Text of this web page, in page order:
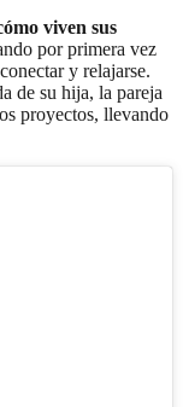
viven sus
por primera vez
y relajarse.
de su hija, la pareja
proyectos, llevando